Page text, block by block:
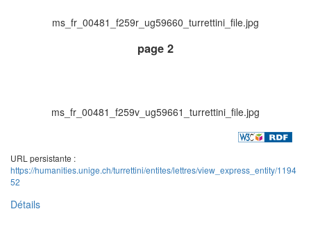
ms_fr_00481_f259r_ug59660_turrettini_file.jpg
page 2
ms_fr_00481_f259v_ug59661_turrettini_file.jpg
URL persistante :
https://humanities.unige.ch/turrettini/entites/lettres/view_express_entity/1194
52
Détails